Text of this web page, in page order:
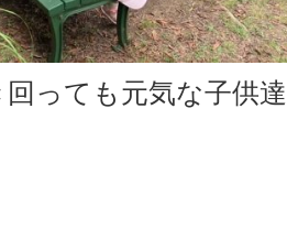
っても元気な子供